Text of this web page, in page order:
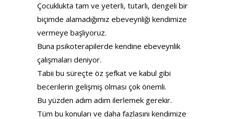
Çocuklukta tam ve yeterli, tutarlı, dengeli bir
biçimde alamadığımız ebeveynliği kendimize
vermeye başlıyoruz.
Buna psikoterapilerde kendine ebeveynlik
çalışmaları deniyor.
Tabii bu süreçte öz şefkat ve kabul gibi
becerilerin gelişmiş olması çok önemli.
Bu yüzden adım adım ilerlemek gerekir.
Tüm bu konuları ve daha fazlasını kendimize